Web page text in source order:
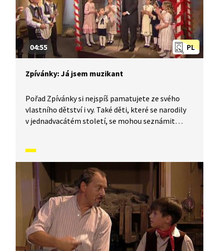
PL
04:55
Zpívánky: Já jsem muzikant
Pořad Zpívánky si nejspíš pamatujete ze svého
vlastního dětství i vy. Také děti, které se narodily
v jednadvacátém století, se mohou seznámit
příbězích představíme písničky i dobový kontext,
ve kterém vznikly. V tomto díle se naučíme píseň:
Já jsem muzikant.